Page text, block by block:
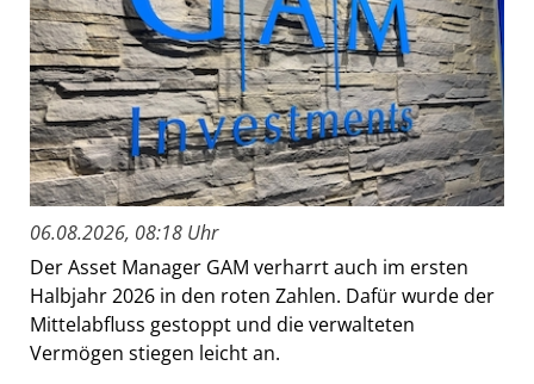
06.08.2026, 08:18 Uhr
Der Asset Manager GAM verharrt auch im ersten
Halbjahr 2026 in den roten Zahlen. Dafür wurde der
Mittelabfluss gestoppt und die verwalteten
Vermögen stiegen leicht an.